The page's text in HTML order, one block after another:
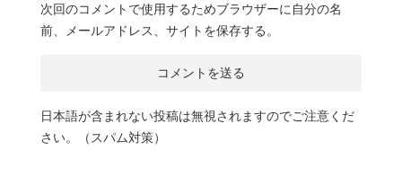
次回のコメントで使用するためブラウザーに自分の名
前、メールアドレス、サイトを保存する。
日本語が含まれない投稿は無視されますのでご注意くだ
さい。（スパム対策）